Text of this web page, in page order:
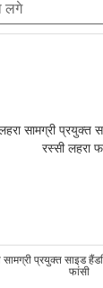
लगे
सामग्री प्रयुक्त साइड
फांसी